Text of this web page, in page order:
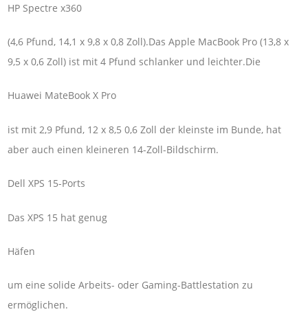
HP Spectre x360
(4,6 Pfund, 14,1 x 9,8 x 0,8 Zoll).Das Apple MacBook Pro (13,8 x
9,5 x 0,6 Zoll) ist mit 4 Pfund schlanker und leichter.Die
Huawei MateBook X Pro
ist mit 2,9 Pfund, 12 x 8,5 0,6 Zoll der kleinste im Bunde, hat
aber auch einen kleineren 14-Zoll-Bildschirm.
Dell XPS 15-Ports
Das XPS 15 hat genug
Häfen
um eine solide Arbeits- oder Gaming-Battlestation zu
ermöglichen.